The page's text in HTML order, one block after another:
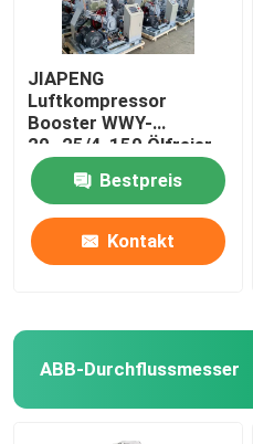
JIAPENG
Luftkompressor
Booster WWY-
20~25/4-150 Ölfreier
Ladegerät zur
Sauerstofffüllung
Bestpreis
Kontakt
ABB-Durchflussmesser